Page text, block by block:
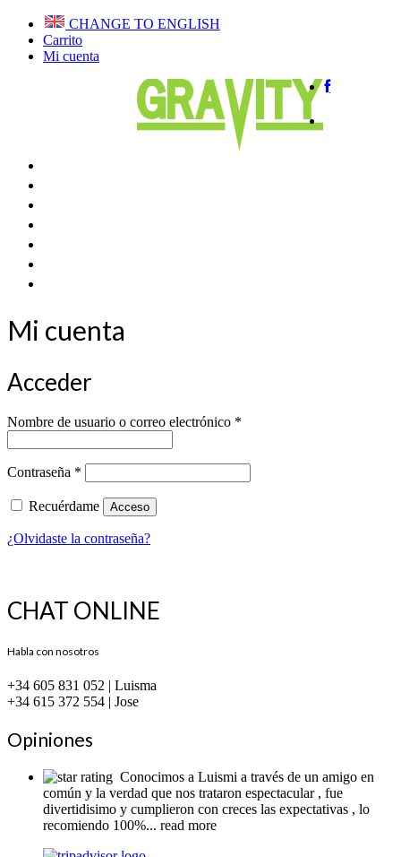
CHANGE TO ENGLISH
Carrito
Mi cuenta
Mi cuenta
Acceder
Nombre de usuario o correo electrónico *
Contraseña *
Recuérdame Acceso
¿Olvidaste la contraseña?
CHAT ONLINE
Habla con nosotros
+34 605 831 052 | Luisma
+34 615 372 554 | Jose
Opiniones
Conocimos a Luismi a través de un amigo en
común y la verdad que nos trataron espectacular , fue
divertidisimo y cumplieron con creces las expectativas , lo
recomiendo 100%... read more